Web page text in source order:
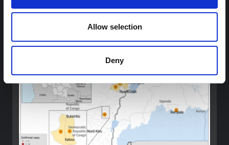
Allow selection
Deny
والسلوكية السابقة حول الإيبولا لتسليط الضوء على رؤى حرجة لجهود
شبكة أبحاث المخاطر المتعددة
2026